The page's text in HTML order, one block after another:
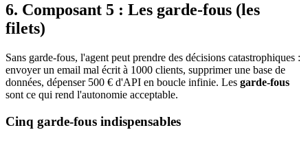
6. Composant 5 : Les garde-fous (les
filets)
Sans garde-fous, l'agent peut prendre des décisions catastrophiques :
envoyer un email mal écrit à 1000 clients, supprimer une base de
données, dépenser 500 € d'API en boucle infinie. Les garde-fous
sont ce qui rend l'autonomie acceptable.
Cinq garde-fous indispensables